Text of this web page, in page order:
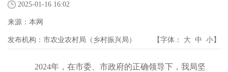
2025-01-16 16:02
来源： 本网
发布机构： 市农业农村局（乡村振兴局） 【字体： 大 中 小】
2024年，在市委、市政府的正确领导下，我局坚